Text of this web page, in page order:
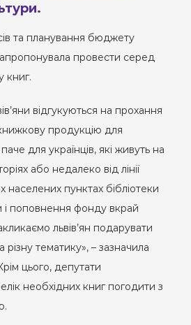
та планування бюджету
провести серед
книг.
відгукуються на прохання
продукцію для
для українців, які живуть на
або недалеко від лінії
населених пунктах бібліотеки
і поповнення фонду вкрай
львів’ян подарувати
різну тематику», – зазначила
цього, депутати
необхідних книг погодити з